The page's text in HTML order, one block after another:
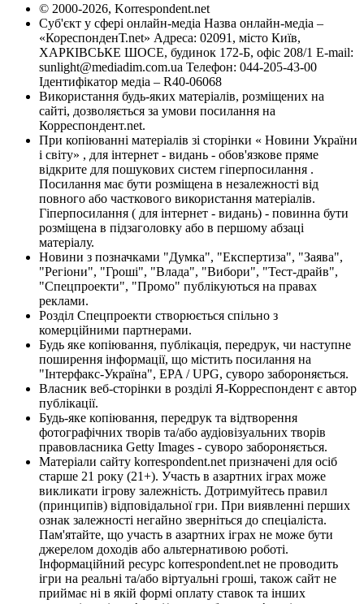
© 2000-2026, Korrespondent.net
Суб'єкт у сфері онлайн-медіа Назва онлайн-медіа –
«КореспонденТ.net» Адреса: 02091, місто Київ,
ХАРКІВСЬКЕ ШОСЕ, будинок 172-Б, офіс 208/1 E-mail:
sunlight@mediadim.com.ua Телефон: 044-205-43-00
Ідентифікатор медіа – R40-06068
Використання будь-яких матеріалів, розміщених на
сайті, дозволяється за умови посилання на
Корреспондент.net.
При копіюванні матеріалів зі сторінки « Новини України
і світу» , для інтернет - видань - обов'язкове пряме
відкрите для пошукових систем гіперпосилання .
Посилання має бути розміщена в незалежності від
повного або часткового використання матеріалів.
Гіперпосилання ( для інтернет - видань) - повинна бути
розміщена в підзаголовку або в першому абзаці
матеріалу.
Новини з позначками "Думка", "Експертиза", "Заява",
"Регіони", "Гроші", "Влада", "Вибори", "Тест-драйв",
"Спецпроекти", "Промо" публікуються на правах
реклами.
Розділ Спецпроекти створюється спільно з
комерційними партнерами.
Будь яке копіювання, публікація, передрук, чи наступне
поширення інформації, що містить посилання на
"Інтерфакс-Україна", EPA / UPG, суворо забороняється.
Власник веб-сторінки в розділі Я-Корреспондент є автор
публікації.
Будь-яке копіювання, передрук та відтворення
фотографічних творів та/або аудіовізуальних творів
правовласника Getty Images - суворо забороняється.
Матеріали сайту korrespondent.net призначені для осіб
старше 21 року (21+). Участь в азартних іграх може
викликати ігрову залежність. Дотримуйтесь правил
(принципів) відповідальної гри. При виявленні перших
ознак залежності негайно зверніться до спеціаліста.
Пам'ятайте, що участь в азартних іграх не може бути
джерелом доходів або альтернативою роботі.
Інформаційний ресурс korrespondent.net не проводить
ігри на реальні та/або віртуальні гроші, також сайт не
приймає ні в якій формі оплату ставок та інших